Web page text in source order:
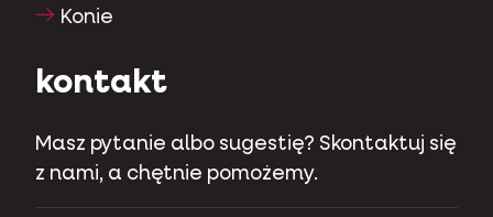
Konie
kontakt
Masz pytanie albo sugestię? Skontaktuj się
z nami, a chętnie pomożemy.